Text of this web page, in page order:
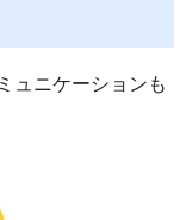
ュニケーションも